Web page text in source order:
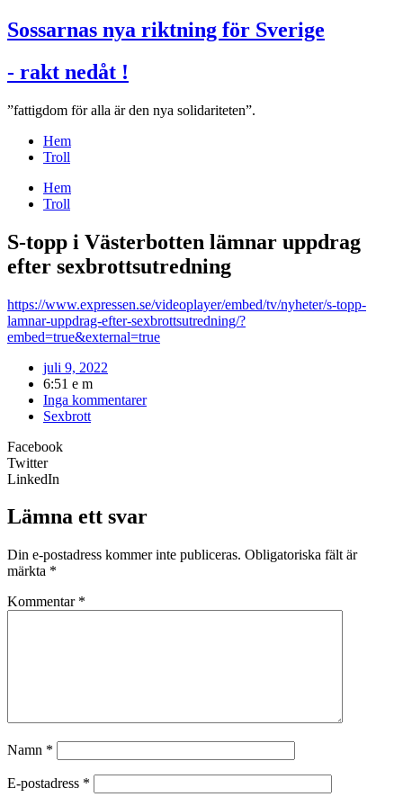
Sossarnas nya riktning för Sverige
- rakt nedåt !
”fattigdom för alla är den nya solidariteten”.
Hem
Troll
Hem
Troll
S-topp i Västerbotten lämnar uppdrag
efter sexbrottsutredning
https://www.expressen.se/videoplayer/embed/tv/nyheter/s-topp-
lamnar-uppdrag-efter-sexbrottsutredning/?
embed=true&external=true
juli 9, 2022
6:51 e m
Inga kommentarer
Sexbrott
Facebook
Twitter
LinkedIn
Lämna ett svar
Din e-postadress kommer inte publiceras. Obligatoriska fält är
märkta *
Kommentar *
Namn *
E-postadress *